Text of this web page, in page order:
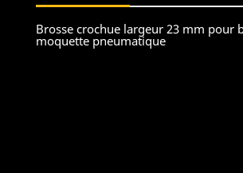
Brosse crochue largeur 23 mm pour
moquette pneumatique